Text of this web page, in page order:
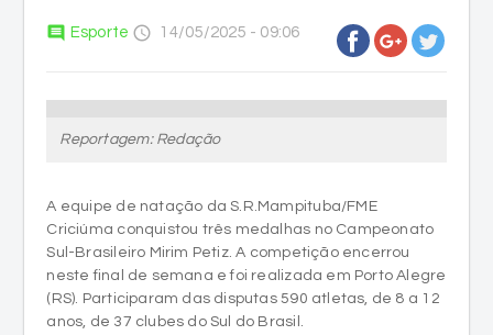
comment Esporte access_time 14/05/2025 - 09:06
Reportagem: Redação
A equipe de natação da S.R.Mampituba/FME
Criciúma conquistou três medalhas no Campeonato
Sul-Brasileiro Mirim Petiz. A competição encerrou
neste final de semana e foi realizada em Porto Alegre
(RS). Participaram das disputas 590 atletas, de 8 a 12
anos, de 37 clubes do Sul do Brasil.